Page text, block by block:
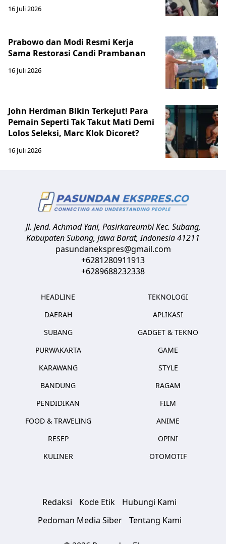
16 Juli 2026
Prabowo dan Modi Resmi Kerja
Sama Restorasi Candi Prambanan
16 Juli 2026
John Herdman Bikin Terkejut! Para
Pemain Seperti Tak Takut Mati Demi
Lolos Seleksi, Marc Klok Dicoret?
16 Juli 2026
Jl. Jend. Achmad Yani, Pasirkareumbi Kec. Subang,
Kabupaten Subang, Jawa Barat,Indonesia41211
pasundanekspres@gmail.com
+6281280911913
+6289688232338
HEADLINE
DAERAH
SUBANG
PURWAKARTA
KARAWANG
BANDUNG
PENDIDIKAN
FOOD & TRAVELING
RESEP
KULINER
TEKNOLOGI
APLIKASI
GADGET & TEKNO
GAME
STYLE
RAGAM
FILM
ANIME
OPINI
OTOMOTIF
Redaksi Kode Etik
Hubungi Kami
Pedoman Media Siber
Tentang Kami